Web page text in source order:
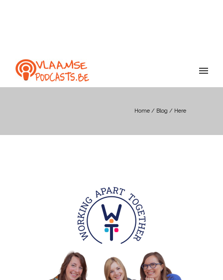
Home / Blog / Here